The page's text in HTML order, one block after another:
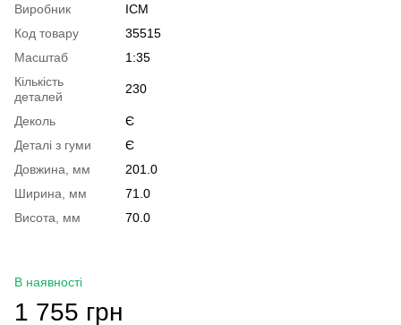
Виробник
ICM
Код товару
35515
Масштаб
1:35
Кількість
деталей
230
Деколь
Є
Деталі з гуми
Є
Довжина, мм
201.0
Ширина, мм
71.0
Висота, мм
70.0
В наявності
1 755 грн